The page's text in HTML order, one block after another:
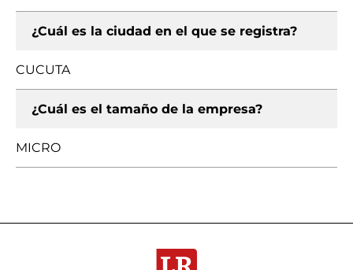
¿Cuál es la ciudad en el que se registra?
CUCUTA
¿Cuál es el tamaño de la empresa?
MICRO